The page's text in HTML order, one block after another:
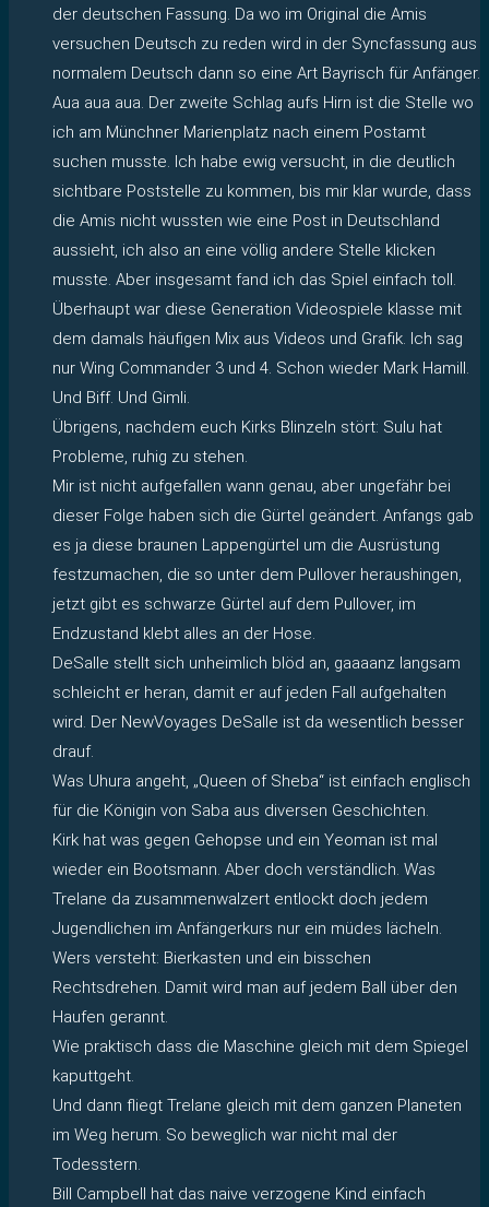
der deutschen Fassung. Da wo im Original die Amis
versuchen Deutsch zu reden wird in der Syncfassung aus
normalem Deutsch dann so eine Art Bayrisch für Anfänger.
Aua aua aua. Der zweite Schlag aufs Hirn ist die Stelle wo
ich am Münchner Marienplatz nach einem Postamt
suchen musste. Ich habe ewig versucht, in die deutlich
sichtbare Poststelle zu kommen, bis mir klar wurde, dass
die Amis nicht wussten wie eine Post in Deutschland
aussieht, ich also an eine völlig andere Stelle klicken
musste. Aber insgesamt fand ich das Spiel einfach toll.
Überhaupt war diese Generation Videospiele klasse mit
dem damals häufigen Mix aus Videos und Grafik. Ich sag
nur Wing Commander 3 und 4. Schon wieder Mark Hamill.
Und Biff. Und Gimli.
Übrigens, nachdem euch Kirks Blinzeln stört: Sulu hat
Probleme, ruhig zu stehen.
Mir ist nicht aufgefallen wann genau, aber ungefähr bei
dieser Folge haben sich die Gürtel geändert. Anfangs gab
es ja diese braunen Lappengürtel um die Ausrüstung
festzumachen, die so unter dem Pullover heraushingen,
jetzt gibt es schwarze Gürtel auf dem Pullover, im
Endzustand klebt alles an der Hose.
DeSalle stellt sich unheimlich blöd an, gaaaanz langsam
schleicht er heran, damit er auf jeden Fall aufgehalten
wird. Der NewVoyages DeSalle ist da wesentlich besser
drauf.
Was Uhura angeht, „Queen of Sheba“ ist einfach englisch
für die Königin von Saba aus diversen Geschichten.
Kirk hat was gegen Gehopse und ein Yeoman ist mal
wieder ein Bootsmann. Aber doch verständlich. Was
Trelane da zusammenwalzert entlockt doch jedem
Jugendlichen im Anfängerkurs nur ein müdes lächeln.
Wers versteht: Bierkasten und ein bisschen
Rechtsdrehen. Damit wird man auf jedem Ball über den
Haufen gerannt.
Wie praktisch dass die Maschine gleich mit dem Spiegel
kaputtgeht.
Und dann fliegt Trelane gleich mit dem ganzen Planeten
im Weg herum. So beweglich war nicht mal der
Todesstern.
Bill Campbell hat das naive verzogene Kind einfach